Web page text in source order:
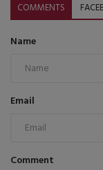
COMMENTS
Name
Email
Comment